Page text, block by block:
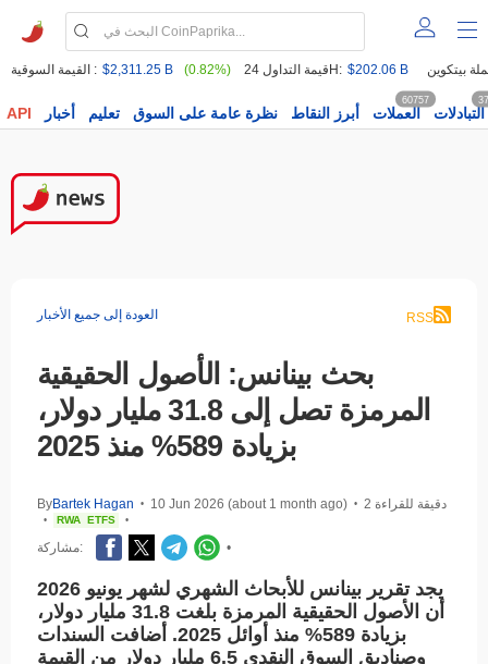
القيمة السوقية : $2,311.25 B (0.82%) قيمة التداول 24H: $202.06 B
API أخبار تعليم نظرة عامة على السوق أبرز النقاط العملات
60757
التبادلات
العودة إلى جميع الأخبار RSS
بحث بينانس: الأصول الحقيقية
المرمزة تصل إلى 31.8 مليار دولار،
بزيادة 589% منذ 2025
ByBartek Hagan • 10 Jun 2026 (about 1 month ago) • 2 دقيقة للقراءة
• RWA ETFS •
مشاركة: •
يجد تقرير بينانس للأبحاث الشهري لشهر يونيو 2026
أن الأصول الحقيقية المرمزة بلغت 31.8 مليار دولار،
بزيادة 589% منذ أوائل 2025. أضافت السندات
وصناديق السوق النقدي 6.5 مليار دولار من القيمة